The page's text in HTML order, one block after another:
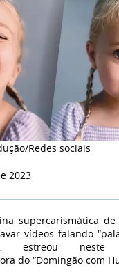
Redes sociais
2023
supercarismática
vídeos falando
estreou neste
do “Domingão com